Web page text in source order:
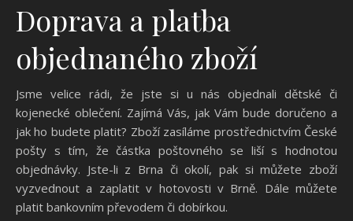
Doprava a platba
objednaného zboží
Jsme velice rádi, že jste si u nás objednali dětské či
kojenecké oblečení. Zajímá Vás, jak Vám bude doručeno a
jak ho budete platit? Zboží zasíláme prostřednictvím České
pošty s tím, že částka poštovného se liší s hodnotou
objednávky. Jste-li z Brna či okolí, pak si můžete zboží
vyzvednout a zaplatit v hotovosti v Brně. Dále můžete
platit bankovním převodem či dobírkou.